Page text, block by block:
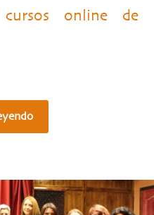
online de